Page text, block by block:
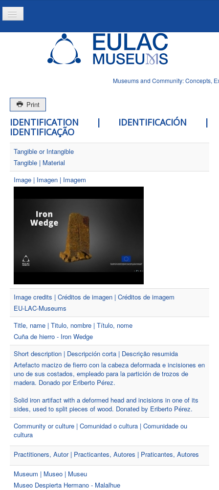
Museums and Community: Concepts,
Toggle
Navigation
Print
IDENTIFICATION | IDENTIFICACIÓN |
IDENTIFICAÇÃO
Tangible or Intangible
Tangible | Material
Image | Imagen | Imagem
Image credits | Créditos de imagen | Créditos de imagem
EU-LAC-Museums
Title, name | Titulo, nombre | Título, nome
Cuña de hierro - Iron Wedge
Short description | Descripción corta | Descrição resumida
Artefacto macizo de fierro con la cabeza deformada e incisiones en
uno de sus costados, empleado para la partición de trozos de
madera. Donado por Eriberto Pérez.
Solid iron artifact with a deformed head and incisions in one of its
sides, used to split pieces of wood. Donated by Eriberto Pérez.
Community or culture | Comunidad o cultura | Comunidade ou
cultura
Practitioners, Autor | Practicantes, Autores | Praticantes, Autores
Museum | Museo | Museu
Museo Despierta Hermano - Malalhue